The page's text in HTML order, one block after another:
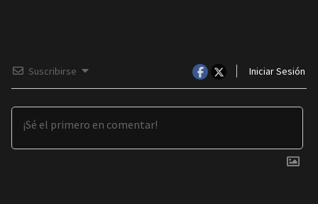
Suscribirse Iniciar Sesión